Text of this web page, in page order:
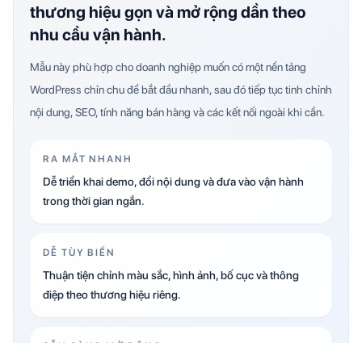
thương hiệu gọn và mở rộng dần theo
nhu cầu vận hành.
Mẫu này phù hợp cho doanh nghiệp muốn có một nền tảng
WordPress chỉn chu để bắt đầu nhanh, sau đó tiếp tục tinh chỉnh
nội dung, SEO, tính năng bán hàng và các kết nối ngoài khi cần.
RA MẮT NHANH
Dễ triển khai demo, đổi nội dung và đưa vào vận hành
trong thời gian ngắn.
DỄ TÙY BIẾN
Thuận tiện chỉnh màu sắc, hình ảnh, bố cục và thông
điệp theo thương hiệu riêng.